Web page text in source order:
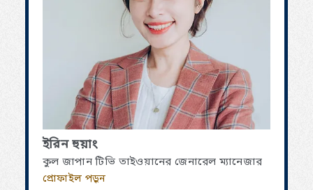
ইরিন হুয়াং
কুল জাপান টিভি তাইওয়ানের জেনারেল ম্যানেজার
প্রোফাইল পড়ুন